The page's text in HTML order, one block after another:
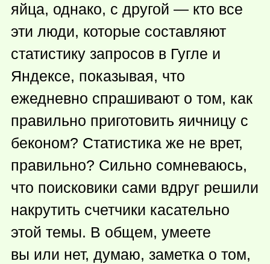
яйца, однако, с другой — кто все
эти люди, которые составляют
статистику запросов в Гугле и
Яндексе, показывая, что
ежедневно спрашивают о том, как
правильно приготовить яичницу с
беконом? Статистика же не врет,
правильно? Сильно сомневаюсь,
что поисковики сами вдруг решили
накрутить счетчики касательно
этой темы. В общем, умеете
вы или нет, думаю, заметка о том,